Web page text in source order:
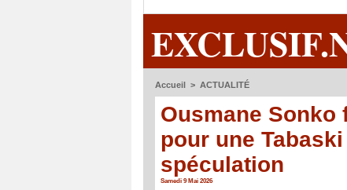
Accueil > ACTUALITÉ
Ousmane Sonko
pour une
spéculation
Samedi 9 Mai 2026